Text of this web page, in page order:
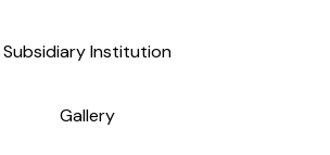
Subsidiary Institution
Gallery